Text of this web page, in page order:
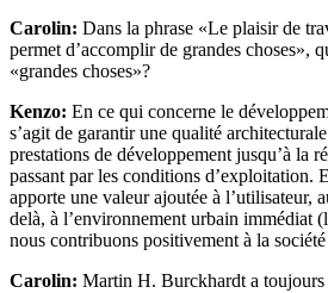
Carolin: Dans la phrase «Le plaisir de
permet d’accomplir de grandes choses»,
«grandes choses»?
Kenzo: En ce qui concerne le
s’agit de garantir une qualité
prestations de développement jusqu’à la
passant par les conditions d’exploitation.
apporte une valeur ajoutée à l’utilisateur,
delà, à l’environnement urbain immédiat
nous contribuons positivement à la
Carolin: Martin H. Burckhardt a toujours